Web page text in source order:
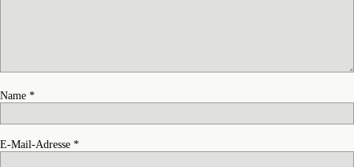
Name *
E-Mail-Adresse *